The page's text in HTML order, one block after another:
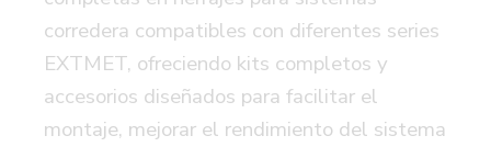
corredera compatibles con diferentes series
EXTMET, ofreciendo kits completos y
accesorios diseñados para facilitar el
montaje, mejorar el rendimiento del sistema